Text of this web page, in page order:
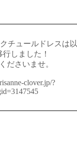
チュールドレスは以
しました！
ださいませ。
clover.jp/?